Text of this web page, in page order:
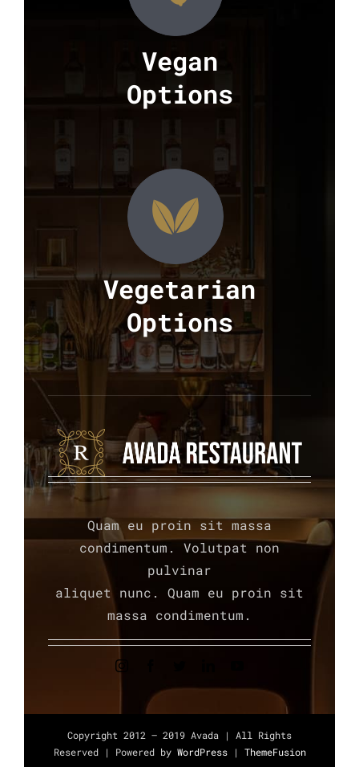
Vegan
Options
Vegetarian
Options
Quam eu proin sit massa
condimentum. Volutpat non
pulvinar
aliquet nunc. Quam eu proin sit
massa condimentum.
Copyright 2012 – 2019 Avada | All Rights
Reserved | Powered by WordPress | ThemeFusion